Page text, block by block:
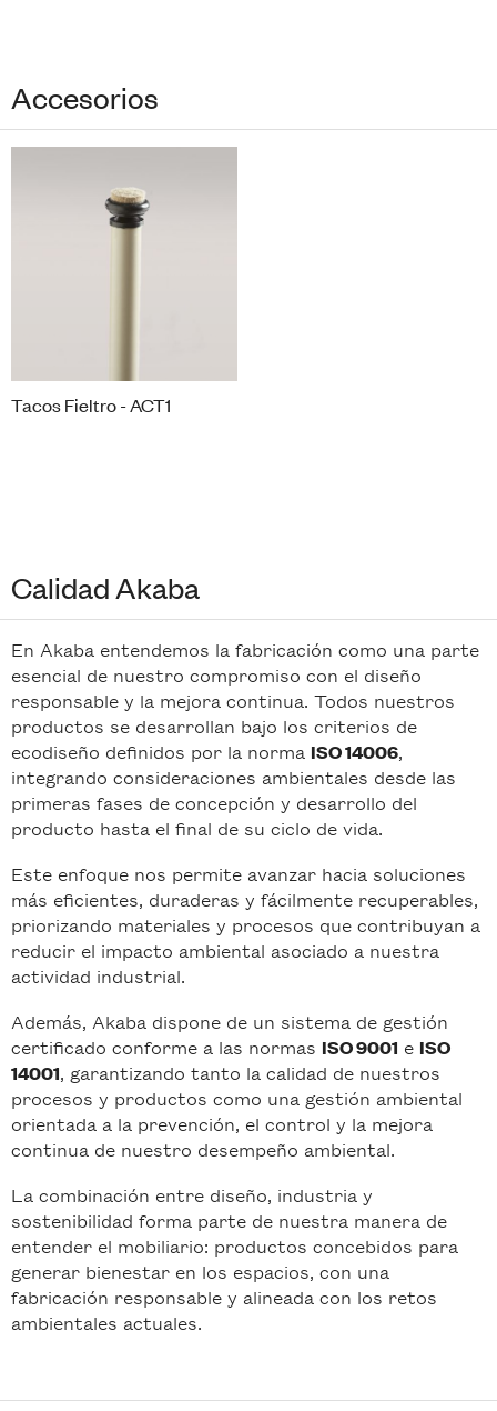
Accesorios
Tacos Fieltro - ACT1
Calidad Akaba
En Akaba entendemos la fabricación como una parte
esencial de nuestro compromiso con el diseño
responsable y la mejora continua. Todos nuestros
productos se desarrollan bajo los criterios de
ecodiseño definidos por la norma ISO 14006,
integrando consideraciones ambientales desde las
primeras fases de concepción y desarrollo del
producto hasta el final de su ciclo de vida.
Este enfoque nos permite avanzar hacia soluciones
más eficientes, duraderas y fácilmente recuperables,
priorizando materiales y procesos que contribuyan a
reducir el impacto ambiental asociado a nuestra
actividad industrial.
Además, Akaba dispone de un sistema de gestión
certificado conforme a las normas ISO 9001 e ISO
14001, garantizando tanto la calidad de nuestros
procesos y productos como una gestión ambiental
orientada a la prevención, el control y la mejora
continua de nuestro desempeño ambiental.
La combinación entre diseño, industria y
sostenibilidad forma parte de nuestra manera de
entender el mobiliario: productos concebidos para
generar bienestar en los espacios, con una
fabricación responsable y alineada con los retos
ambientales actuales.